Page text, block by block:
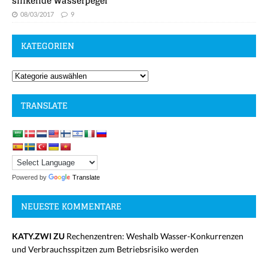
08/03/2017 9
KATEGORIEN
TRANSLATE
Powered by Translate
NEUESTE KOMMENTARE
KATY.ZWI ZU Rechenzentren: Weshalb Wasser-Konkurrenzen
und Verbrauchsspitzen zum Betriebsrisiko werden